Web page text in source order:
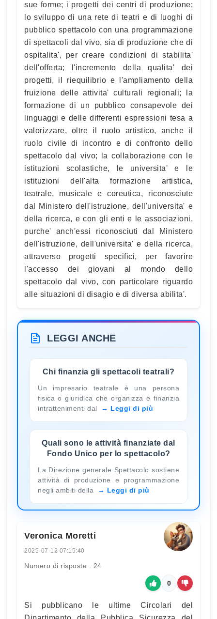
sue forme; i progetti dei centri di produzione;
lo sviluppo di una rete di teatri e di luoghi di
pubblico spettacolo con una programmazione
di spettacoli dal vivo, sia di produzione che di
ospitalita', per creare condizioni di stabilita'
dell'offerta; l'incremento della qualita' dei
progetti, il riequilibrio e l'ampliamento della
fruizione delle attivita' culturali regionali; la
formazione di un pubblico consapevole dei
linguaggi e delle differenti espressioni tesa a
valorizzare, oltre il ruolo artistico, anche il
ruolo civile di incontro e di confronto dello
spettacolo dal vivo; la collaborazione con le
istituzioni scolastiche, le universita' e le
istituzioni dell'alta formazione artistica,
teatrale, musicale e coreutica, riconosciute
dal Ministero dell'istruzione, dell'universita' e
della ricerca, e con gli enti e le associazioni,
purche' anch'essi riconosciuti dal Ministero
dell'istruzione, dell'universita' e della ricerca,
attraverso progetti specifici, per favorire
l'accesso dei giovani al mondo dello
spettacolo dal vivo, con particolare riguardo
alle situazioni di disagio e di diversa abilita'.
LEGGI ANCHE
Chi finanzia gli spettacoli teatrali?
Un impresario teatrale è una persona
fisica o giuridica che organizza e finanzia
intrattenimenti dal
Leggi di più
Quali sono le attività finanziate dal
Fondo Unico per lo spettacolo?
La Direzione generale Spettacolo sostiene
attività di produzione e programmazione
negli ambiti della
Leggi di più
Veronica Moretti
2025-07-12 07:15:40
Numero di risposte : 24
0
Si pubblicano le ultime Circolari del